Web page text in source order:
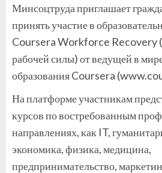
Минсоцтруда приглашает
принять участие в
Coursera Workforce Recovery
рабочей силы) от ведущей в
образования Coursera
На платформе участникам
курсов по востребованным
направлениях, как IT,
экономика, физика, медицина,
предпринимательство,